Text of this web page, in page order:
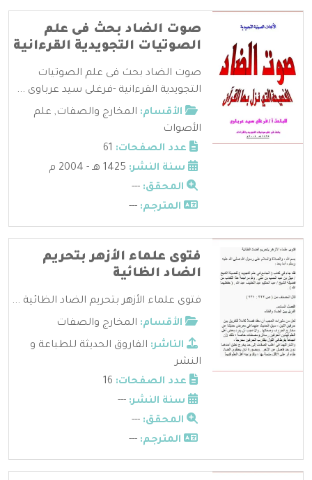
صوت الضاد بحث فى علم
الصوتيات التجويدية القرءانية
صوت الضاد بحث فى علم الصوتيات
التجويدية القرءانية -فرغلى سيد عرباوى ...
الأقسام: المخارج والصفات, علم
الأصوات
عدد الصفحات:
سنة النشر:
المحقق: ---
المترجم: ---
فتوى علماء الأزهر بتحريم
الضاد الظائية
فتوى علماء الأزهر بتحريم الضاد الظائية ...
الأقسام: المخارج والصفات
الناشر: الفاروق الحديثة للطباعة و
النشر
عدد الصفحات:
سنة النشر: ---
المحقق: ---
المترجم: ---